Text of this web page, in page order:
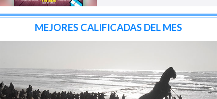
MEJORES CALIFICADAS DEL MES